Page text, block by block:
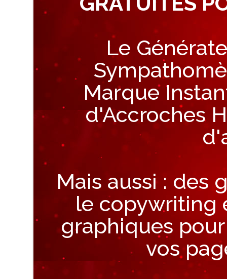
Le
Marque
d'Accroches
Mais aussi : des
le copywriting
graphiques
vos